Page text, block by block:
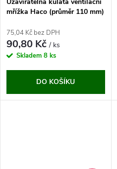
mřížka Haco (průměr 110 mm)
75,04 Kč bez DPH
90,80 Kč/ ks
Skladem 8 ks
DO KOŠÍKU